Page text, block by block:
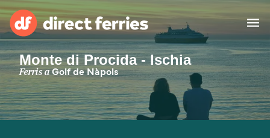
Països
Bitllets de Ferry
Monte di Procida - Ischia
Ferris aGolf de Nàpols